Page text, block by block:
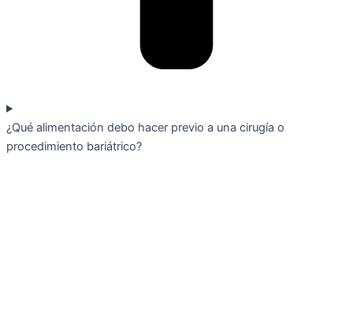
¿Qué alimentación debo hacer previo a una cirugía o
procedimiento bariátrico?